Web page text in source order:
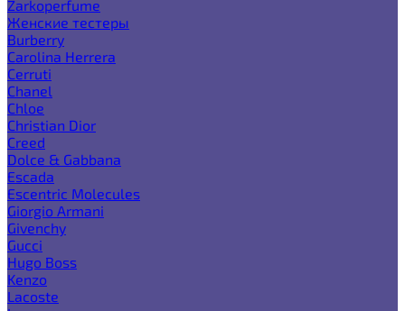
Zarkoperfume
Женские тестеры
Burberry
Carolina Herrera
Cerruti
Chanel
Chloe
Christian Dior
Creed
Dolce & Gabbana
Escada
Escentric Molecules
Giorgio Armani
Givenchy
Gucci
Hugo Boss
Kenzo
Lacoste